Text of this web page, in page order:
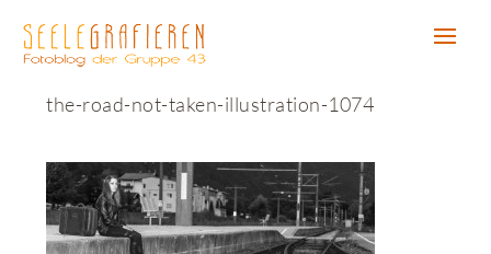
the-road-not-taken-illustration-1074